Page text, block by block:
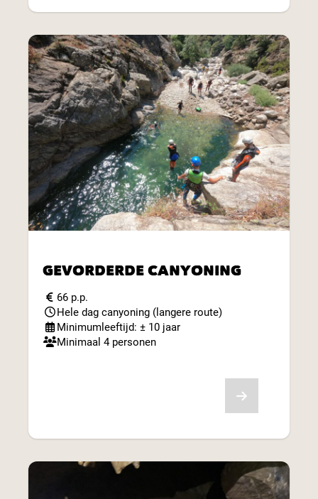
GEVORDERDE CANYONING
66 p.p.
Hele dag canyoning (langere route)
Minimumleeftijd: ± 10 jaar
Minimaal 4 personen